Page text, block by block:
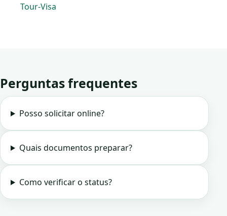
Tour-Visa
Perguntas frequentes
Posso solicitar online?
Quais documentos preparar?
Como verificar o status?